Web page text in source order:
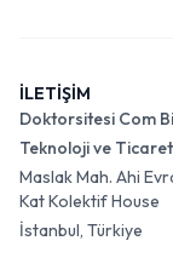
İLETİŞİM
Doktorsitesi Com
Teknoloji ve Ticaret
Maslak Mah. Ahi
Kat Kolektif House
İstanbul, Türkiye